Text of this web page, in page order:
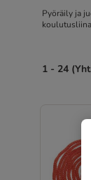
Pyöräily ja
1 - 24